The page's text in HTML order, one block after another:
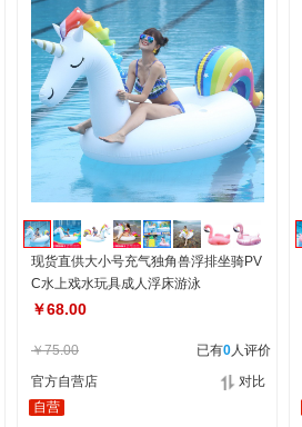
现货直供大小号充气独角兽浮排坐骑PV
C水上戏水玩具成人浮床游泳
￥68.00
￥75.00 已有0人评价
官方自营店
对比
自营